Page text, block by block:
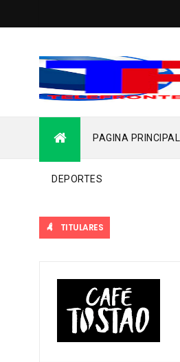
PAGINA PRINCIPAL
DEPORTES
TITULARES